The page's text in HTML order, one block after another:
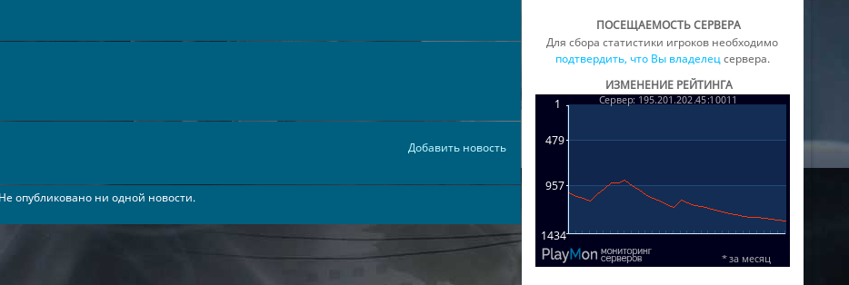
Добавить новость
Не опубликовано ни одной новости.
ПОСЕЩАЕМОСТЬ СЕРВЕРА
Для сбора статистики игроков необходимо
подтвердить, что Вы владелецсервера.
ИЗМЕНЕНИЕ РЕЙТИНГА